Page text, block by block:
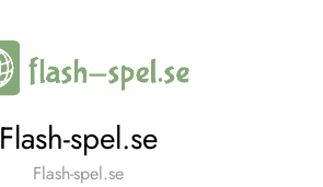
Flash-spel.se
Flash-spel.se